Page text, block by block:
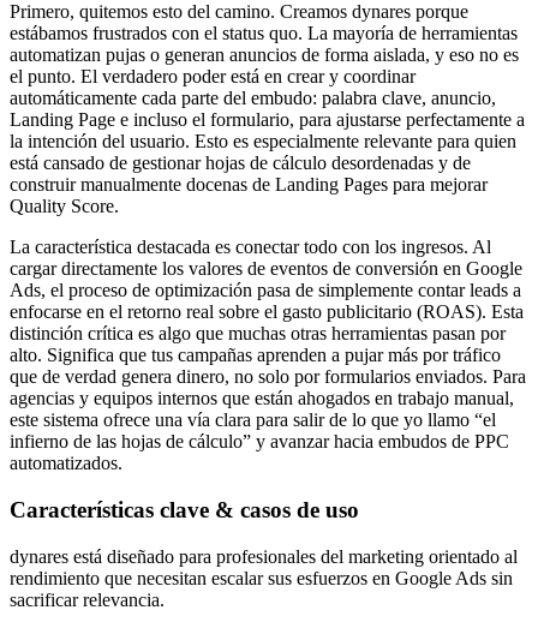
Primero, quitemos esto del camino. Creamos dynares porque
estábamos frustrados con el status quo. La mayoría de herramientas
automatizan pujas o generan anuncios de forma aislada, y eso no es
el punto. El verdadero poder está en crear y coordinar
automáticamente cada parte del embudo: palabra clave, anuncio,
Landing Page e incluso el formulario, para ajustarse perfectamente a
la intención del usuario. Esto es especialmente relevante para quien
está cansado de gestionar hojas de cálculo desordenadas y de
construir manualmente docenas de Landing Pages para mejorar
Quality Score.
La característica destacada es conectar todo con los ingresos. Al
cargar directamente los valores de eventos de conversión en Google
Ads, el proceso de optimización pasa de simplemente contar leads a
enfocarse en el retorno real sobre el gasto publicitario (ROAS). Esta
distinción crítica es algo que muchas otras herramientas pasan por
alto. Significa que tus campañas aprenden a pujar más por tráfico
que de verdad genera dinero, no solo por formularios enviados. Para
agencias y equipos internos que están ahogados en trabajo manual,
este sistema ofrece una vía clara para salir de lo que yo llamo “el
infierno de las hojas de cálculo” y avanzar hacia embudos de PPC
automatizados.
Características clave & casos de uso
dynares está diseñado para profesionales del marketing orientado al
rendimiento que necesitan escalar sus esfuerzos en Google Ads sin
sacrificar relevancia.